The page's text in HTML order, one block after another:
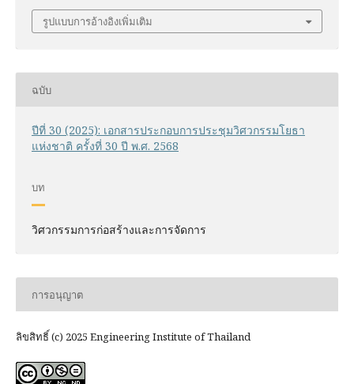
รูปแบบการอ้างอิงเพิ่มเติม
ฉบับ
ปีที่ 30 (2025): เอกสารประกอบการประชุมวิศวกรรมโยธา
แห่งชาติ ครั้งที่ 30 ปี พ.ศ. 2568
บท
วิศวกรรมการก่อสร้างและการจัดการ
การอนุญาต
ลิขสิทธิ์ (c) 2025 Engineering Institute of Thailand